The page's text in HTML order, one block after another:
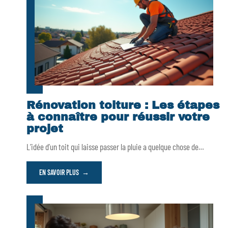
Rénovation toiture : Les étapes
à connaître pour réussir votre
projet
L’idée d’un toit qui laisse passer la pluie a quelque chose de…
EN SAVOIR PLUS